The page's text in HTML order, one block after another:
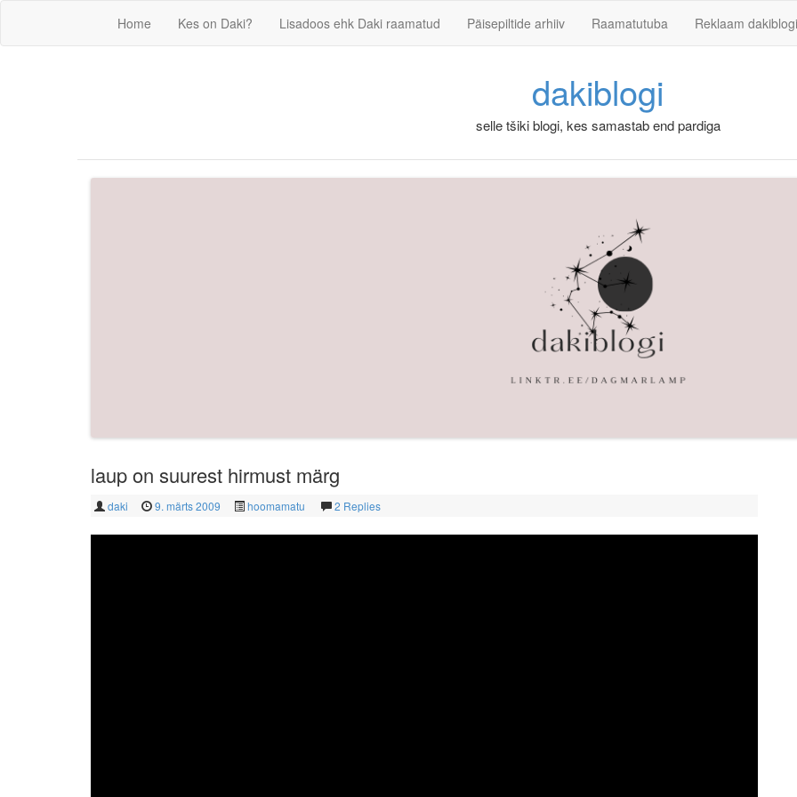
Home Kes on Daki? Lisadoos ehk Daki raamatud Päisepiltide arhiiv Raamatutuba Reklaam
dakiblogi
selle tšiki blogi, kes samastab end pardiga
laup on suurest hirmust märg
daki 9. märts 2009 hoomamatu 2 Replies